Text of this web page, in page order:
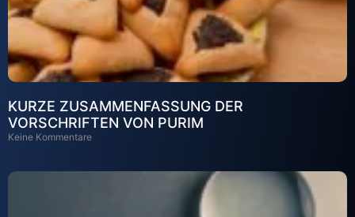
KURZE ZUSAMMENFASSUNG DER
VORSCHRIFTEN VON PURIM
Keine Kommentare